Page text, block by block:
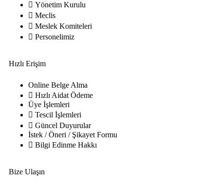
Yönetim Kurulu
Meclis
Meslek Komiteleri
Personelimiz
Hızlı Erişim
Online Belge Alma
Hızlı Aidat Ödeme
Üye İşlemleri
Tescil İşlemleri
Güncel Duyurular
İstek / Öneri / Şikayet Formu
Bilgi Edinme Hakkı
Bize Ulaşın